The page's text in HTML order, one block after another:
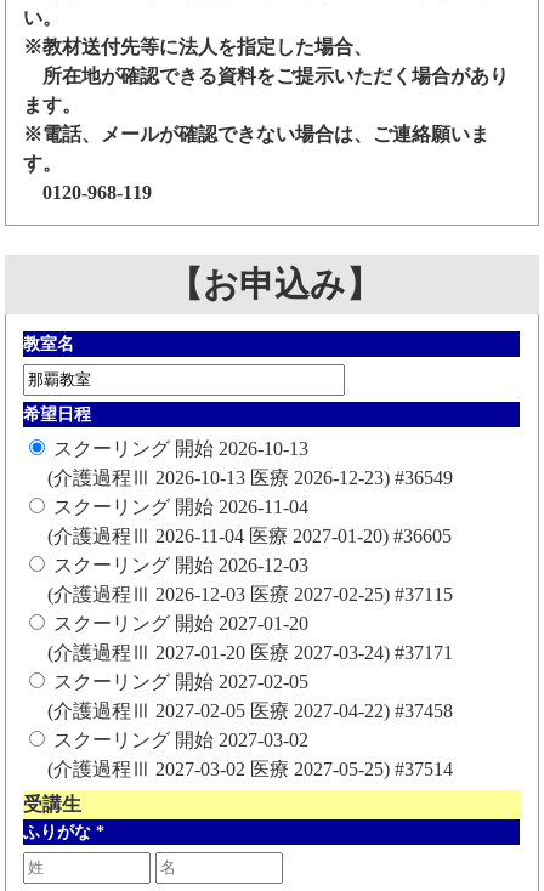
い。
※教材送付先等に法人を指定した場合、
所在地が確認できる資料をご提示いただく場合があり
ます。
※電話、メールが確認できない場合は、ご連絡願いま
す。
0120-968-119
【お申込み】
教室名
希望日程
スクーリング 開始 2026-10-13
(介護過程Ⅲ 2026-10-13 医療 2026-12-23) #36549
スクーリング 開始 2026-11-04
(介護過程Ⅲ 2026-11-04 医療 2027-01-20) #36605
スクーリング 開始 2026-12-03
(介護過程Ⅲ 2026-12-03 医療 2027-02-25) #37115
スクーリング 開始 2027-01-20
(介護過程Ⅲ 2027-01-20 医療 2027-03-24) #37171
スクーリング 開始 2027-02-05
(介護過程Ⅲ 2027-02-05 医療 2027-04-22) #37458
スクーリング 開始 2027-03-02
(介護過程Ⅲ 2027-03-02 医療 2027-05-25) #37514
受講生
ふりがな *